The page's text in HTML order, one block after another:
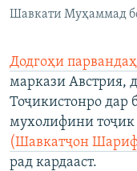
Шавкати Муҳаммад
Додгоҳи
маркази Австрия,
Тоҷикистонро дар
мухолифини тоҷик
(Шавкатҷон
рад кардааст.